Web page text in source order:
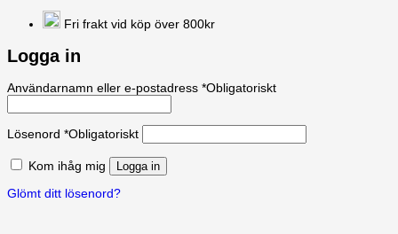
Fri frakt vid köp över 800kr
Logga in
Användarnamn eller e-postadress *Obligatoriskt
Lösenord *Obligatoriskt
Kom ihåg mig Logga in
Glömt ditt lösenord?